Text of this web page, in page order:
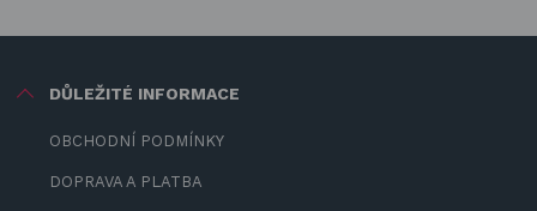
DŮLEŽITÉ INFORMACE
OBCHODNÍ PODMÍNKY
DOPRAVA A PLATBA